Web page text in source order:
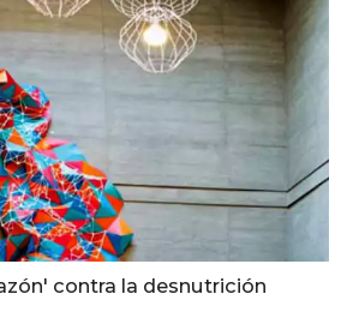
contra la desnutrición